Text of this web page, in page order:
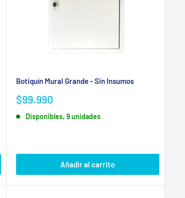
empresa cumpla y proteja a sus
especializados.
Botiquín Mural Grande - Sin Insumos
Precio
venta
$99.990
Disponibles, 9 unidades
Añadir al carrito